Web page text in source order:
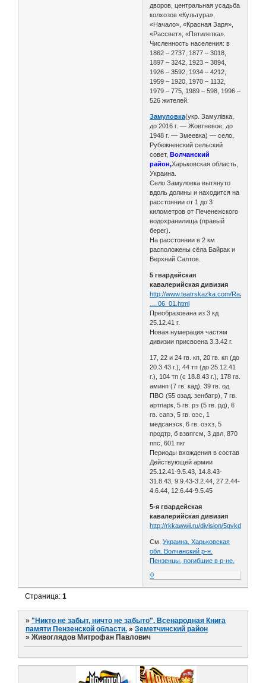
дворов, центральная усадьба
колхозов «Культура»,
«Начало», «Красная Заря»,
«Рассвет», «Пятилетка».
Численность населения: в
1862 – 2737, 1877 – 3018,
1897 – 3242, 1923 – 3894,
1926 – 3592, 1934 – 4212,
1959 – 1920, 1970 – 1132,
1979 – 775, 1989 – 598, 1996 –
526 жителей.
Замуловка(укр. Замулівка,
до 2016 г. — Жовтневое, до
1948 г. — Змеевка) — село,
Рубежненский сельский
совет,Волчанский
район,Харьковская область,
Украина.
Село Замуловка вытянуто
вдоль долины и находится на
расстоянии от 1 до 3
километров от Печенежского
водохранилища (правый
берег).
На расстоянии в 2 км
расположены сёла Байрак и
Верхний Салтов.
5 гвардейская
кавалерийская дивизия
http://www.teatrskazka.com/Raznoe/
… 06_01.html
Преобразована из 3 кд
25.12.41 г.
Новая нумерация частям
дивизии присвоена 3.3.42 г.
17, 22 и 24 гв. кп, 20 гв. кп (до
20.3.43 г.), 44 тп (до 25.12.41
г.), 104 тп (с 18.8.43 г.), 178 гв.
аминп (7 гв. кад), 39 гв. од
ПВО (55 озад. зенбатр), 7 гв.
артпарк, 5 гв. рэ (5 гв. рд), 6
гв. сапэ, 5 гв. оэс, 1
медсанэск, 6 гв. оэхз, 5
продтр, б взвпгсм, 3 двл, 870
ппс, 601 пкг
Периоды вхождения в состав
Действующей армии
25.12.41-9.5.43, 14.8.43-
31.8.43, 9.9.43-3.2.44, 27.2.44-
4.6.44, 12.6.44-9.5.45
5-я гвардейская
кавалерийская дивизия
http://rkkawwii.ru/division/5gvkdf1
См.Украина. Харьковская
обл. Волчанский р-н.
Пензенцы, погибшие в р-не.
0
Страница:1
»"Никто не забыт, ничто не забыто". Всенародная Книга
памяти Пензенской области. »Земетчинский район
»Живоглядов Митрофан Павлович